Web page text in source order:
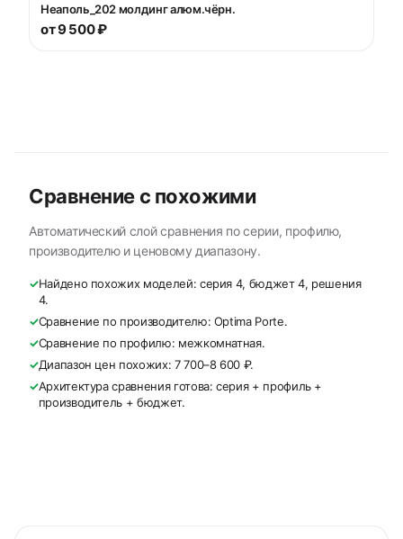
Неаполь_202 молдинг алюм.чёрн.
от 9 500 ₽
Сравнение с похожими
Автоматический слой сравнения по серии, профилю,
производителю и ценовому диапазону.
✓Найдено похожих моделей: серия 4, бюджет 4, решения
4.
✓Сравнение по производителю: Optima Porte.
✓Сравнение по профилю: межкомнатная.
✓Диапазон цен похожих: 7 700–8 600 ₽.
✓Архитектура сравнения готова: серия + профиль +
производитель + бюджет.